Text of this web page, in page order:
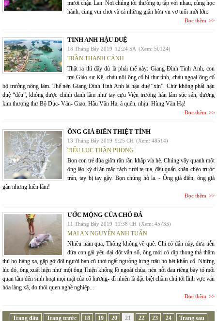
mươi chậu Lan. Nơi chúng tôi thường tụ tập với nhau, cùng học
hành, cùng vui chơi và cả những giận hờn vu vơ tuổi mới lớn.
Đọc thêm
TINH ANH HẬU DUỆ
18 Tháng Bảy 2019 12:24 SA (Xem: 50124)
TRẦN THANH CẢNH
Thật ra thì đầy đủ là phải thế này: Giang Đình Tinh Anh, con
trai Giáo sư Kê, cháu nội ông cố bí thư tỉnh, cháu ngoại ông cố
bộ trưởng nông lâm. Thế nên Giang Đình Tinh Anh là hậu duệ “xịn”. Chứ không phải hậu
duệ “đểu”, không được chính danh lắm như tay cựu Viện trưởng hàn lâm súc sản, đương
kim thượng thư Bộ Dục- Văn- Giao, Hầu Văn Hạ, à quên, nhịu: Hùng Văn Hạ!
Đọc thêm
ÔNG GIÀ ĐIÊN THIỆT TÌNH
13 Tháng Bảy 2019 9:25 CH (Xem: 48514)
TIỂU LỤC THẦN PHONG
Bọn con trẻ đùa giỡn rần rần khắp vỉa hè. Chúng vây quanh một
ông lão kỳ dị ăn mặc rách rưới te tua, đầu quấn khăn chéo trước
trán, tay bị tay gậy. Bọn chúng hò la. - Ông già điên, ông già
gân nhưng hiền lắm!
Đọc thêm
ƯỚC MỘNG CỦA CHÓ ĐÁ
11 Tháng Bảy 2019 11:38 CH (Xem: 45733)
MAI AN NGUYỄN ANH TUẤN
Nhiều năm qua, Thông không về quê. Chỉ có đận này, đưa tiễn
đứa con gái yêu dại dột vắn số, ông mới có dịp thong thả thăm
thú họ hàng xa, gặp gỡ đôi người bạn cũ thời ngất ngưởng lưng trâu hò hét khản cổ. Những
lúc đó, ông xuất hiện như một ông Thiện khổng lồ ngoài chùa, nén nỗi đau riêng bày tỏ mối
quan tâm đến sinh hoạt mọi mặt của cố hương- dĩ nhiên là đặc biệt chăm chú tới lĩnh vực văn
hóa làng xã, do thói quen nghề nghiệp...
Đọc thêm
Trang đầu Trang trước 18 19 20 21 22 23 24 Trang sau